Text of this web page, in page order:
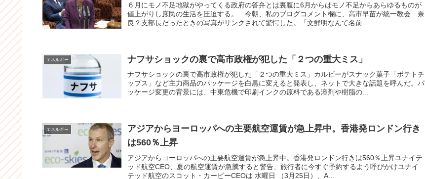
６月にモノ不足地獄がやってくる政府の答弁とは裏腹に6月からはモノ不足からあらゆるものが
値上がりし庶民の生活を圧迫する。 今朝、私のブログコメント欄に、高市早苗が統一教会 奈
良？支部長だったときの写真がリンクされて驚愕した。「文鮮明なんて名前...
エネルギー ナフサショックの裏で高市政権が犯した「２つの重大ミス」
ナフサショックの裏で高市政権が犯した「２つの重大ミス」カルビーがスナック菓子「ポテトチ
ップス」など主力商品のパッケージを白黒に変えると発表し、ネットで大きな話題を呼んだ。パ
ッケージ変更の背景には、中東危機で印刷インクの原料である溶剤や樹脂の...
エネルギー
アジアからヨーロッパへの主要航空運賃が急上昇中。香港発ロンドン行き
は560％上昇
アジアからヨーロッパへの主要航空運賃が急上昇中。香港発ロンドン行きは560％上昇ユナイテ
ッド航空CEO、夏の航空運賃が急騰すると警告、旅行者に今すぐ予約するよう呼びかけユナイ
テッド航空のスコット・カービーCEOは 水曜日 （3月25日）、A...